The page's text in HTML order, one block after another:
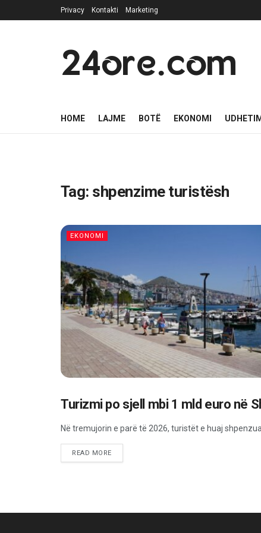
Privacy Kontakti Marketing
24ore.com
HOME LAJME BOTË EKONOMI
Tag: shpenzime turistësh
EKONOMI
EKONOMI
Turizmi po sjell mbi 1 mld euro në
Në tremujorin e parë të 2026, turistët e huaj
READ MORE